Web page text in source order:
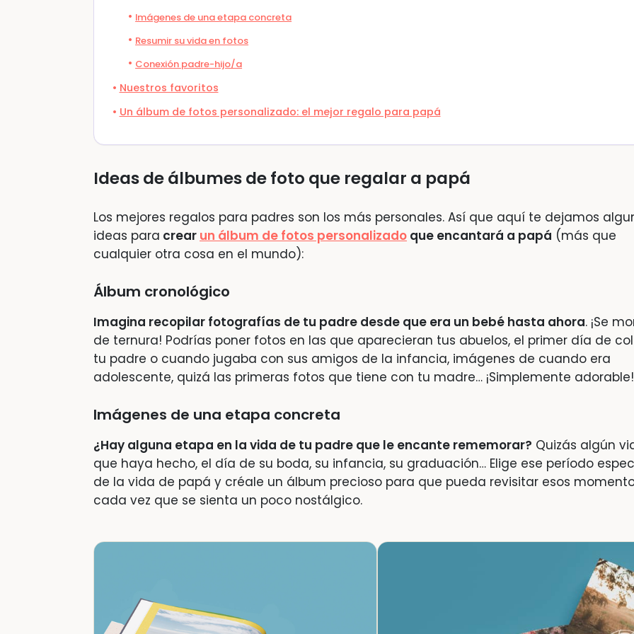
Imágenes de una etapa concreta
Resumir su vida en fotos
Conexión padre-hijo/a
Nuestros favoritos
Un álbum de fotos personalizado: el mejor regalo para papá
Ideas de álbumes de foto que regalar a papá
Los mejores regalos para padres son los más personales. Así que aquí te dejamos
ideas para crear un álbum de fotos personalizado que encantará a papá (más que
cualquier otra cosa en el mundo):
Álbum cronológico
Imagina recopilar fotografías de tu padre desde que era un bebé hasta ahora. ¡Se
de ternura! Podrías poner fotos en las que aparecieran tus abuelos, el primer día de
tu padre o cuando jugaba con sus amigos de la infancia, imágenes de cuando era
adolescente, quizá las primeras fotos que tiene con tu madre… ¡Simplemente adorable!
Imágenes de una etapa concreta
¿Hay alguna etapa en la vida de tu padre que le encante rememorar? Quizás algún
que haya hecho, el día de su boda, su infancia, su graduación… Elige ese período
de la vida de papá y créale un álbum precioso para que pueda revisitar esos
cada vez que se sienta un poco nostálgico.